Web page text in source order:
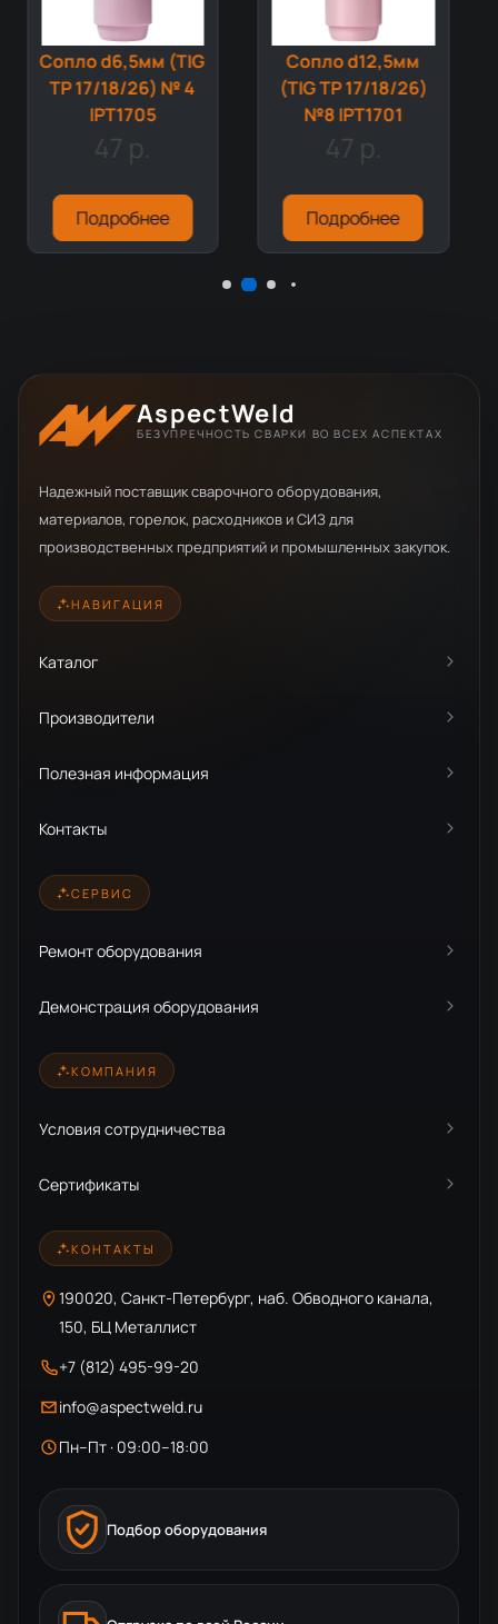
Сопло d6,5мм (TIG
TP 17/18/26) № 4
IPT1705
47 р.
Подробнее
Сопло d12,5мм
(TIG TP 17/18/26)
№8 IPT1701
47 р.
Подробнее
AspectWeld
БЕЗУПРЕЧНОСТЬ СВАРКИ ВО ВСЕХ АСПЕКТАХ
Надежный поставщик сварочного оборудования,
материалов, горелок, расходников и СИЗ для
производственных предприятий и промышленных закупок.
НАВИГАЦИЯ
Каталог
Производители
Полезная информация
Контакты
СЕРВИС
Ремонт оборудования
Демонстрация оборудования
КОМПАНИЯ
Условия сотрудничества
Сертификаты
КОНТАКТЫ
190020, Санкт-Петербург, наб. Обводного канала,
150, БЦ Металлист
+7 (812) 495-99-20
info@aspectweld.ru
Пн–Пт · 09:00–18:00
Подбор оборудования